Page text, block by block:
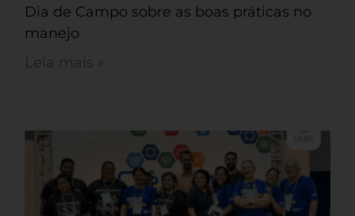
Dia de Campo sobre as boas práticas no
manejo
Leia mais »